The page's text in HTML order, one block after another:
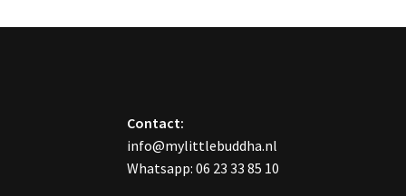
gekozen
Contact:
info@mylittlebuddha.nl
Whatsapp: 06 23 33 85 10